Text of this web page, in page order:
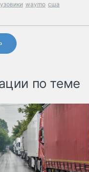
waymo сша
по теме